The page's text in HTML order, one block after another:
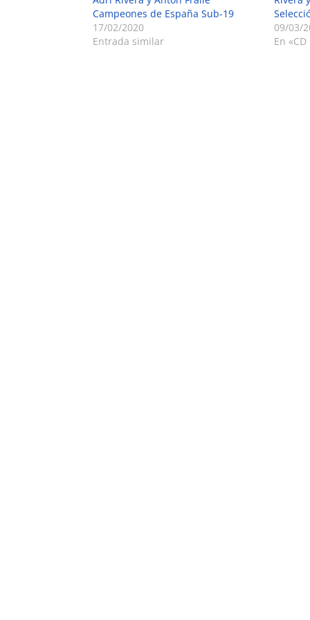
Campeones de España Sub-19
17/02/2020
Entrada similar
09/03/
En «CD